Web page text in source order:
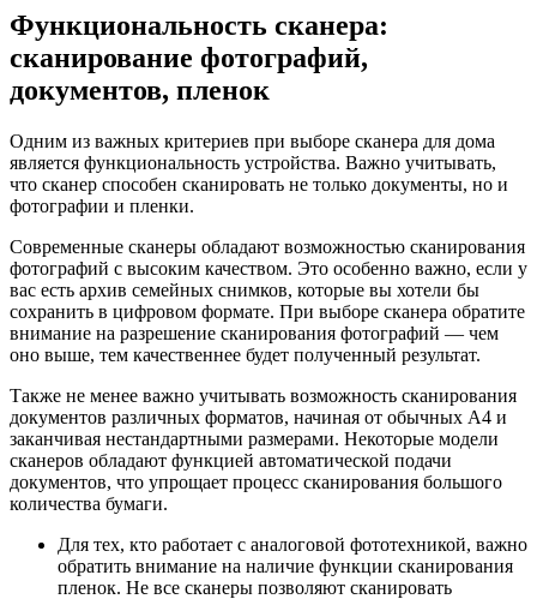
Функциональность сканера:
сканирование фотографий,
документов, пленок
Одним из важных критериев при выборе сканера для дома
является функциональность устройства. Важно учитывать,
что сканер способен сканировать не только документы, но и
фотографии и пленки.
Современные сканеры обладают возможностью сканирования
фотографий с высоким качеством. Это особенно важно, если у
вас есть архив семейных снимков, которые вы хотели бы
сохранить в цифровом формате. При выборе сканера обратите
внимание на разрешение сканирования фотографий — чем
оно выше, тем качественнее будет полученный результат.
Также не менее важно учитывать возможность сканирования
документов различных форматов, начиная от обычных А4 и
заканчивая нестандартными размерами. Некоторые модели
сканеров обладают функцией автоматической подачи
документов, что упрощает процесс сканирования большого
количества бумаги.
Для тех, кто работает с аналоговой фототехникой, важно
обратить внимание на наличие функции сканирования
пленок. Не все сканеры позволяют сканировать